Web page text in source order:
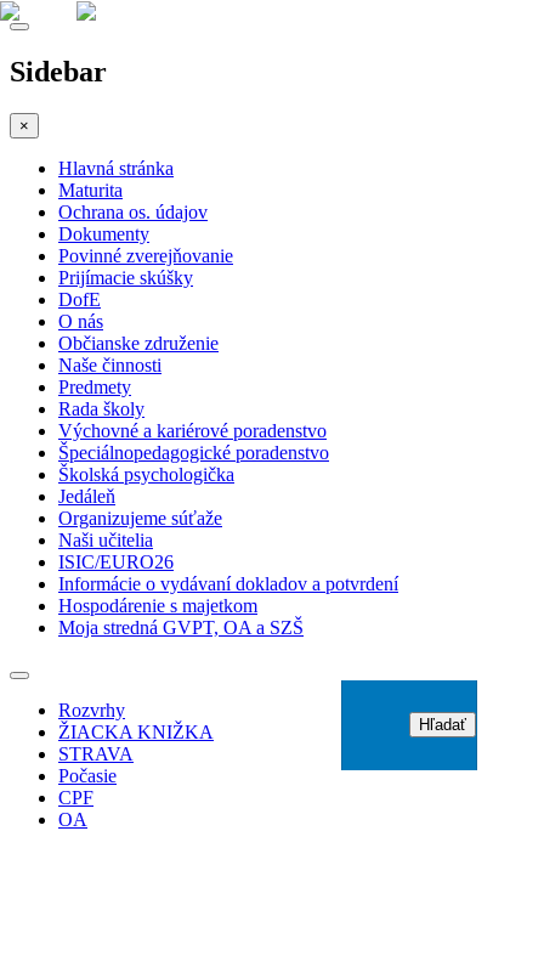
Sidebar
×
Hlavná stránka
Maturita
Ochrana os. údajov
Dokumenty
Povinné zverejňovanie
Prijímacie skúšky
DofE
O nás
Občianske združenie
Naše činnosti
Predmety
Rada školy
Výchovné a kariérové poradenstvo
Špeciálnopedagogické poradenstvo
Školská psychologička
Jedáleň
Organizujeme súťaže
Naši učitelia
ISIC/EURO26
Informácie o vydávaní dokladov a potvrdení
Hospodárenie s majetkom
Moja stredná GVPT, OA a SZŠ
Hľadať
Rozvrhy
ŽIACKA KNIŽKA
STRAVA
Počasie
CPF
OA